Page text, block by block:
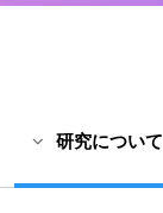
研究について